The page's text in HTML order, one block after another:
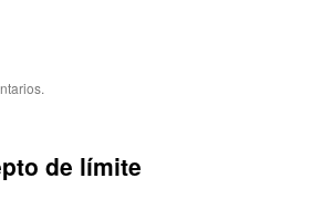
de límite